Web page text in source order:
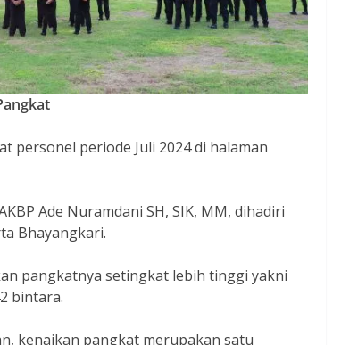
personel periode Juli 2024 di halaman
Ade Nuramdani SH, SIK, MM, dihadiri
Bhayangkari.
pangkatnya setingkat lebih tinggi yakni
bintara.
kenaikan pangkat merupakan satu